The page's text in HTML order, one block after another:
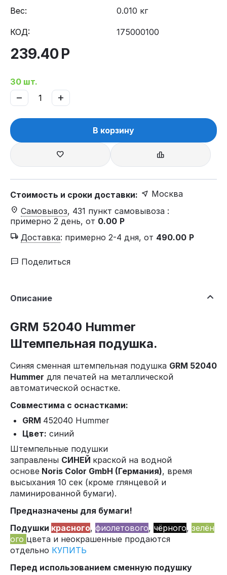
Вес: 0.010 кг
КОД: 175000100
239.40Р
30 шт.
+
−
В корзину
Стоимость и сроки доставки:
Москва
Самовывоз, 431 пункт самовывоза :
примерно 2 день, от 0.00 Р
Доставка: примерно 2-4 дня, от 490.00 Р
Поделиться
Описание
GRM 52040 Hummer
Штемпельная подушка.
Синяя сменная штемпельная подушка GRM 52040
Hummer для печатей на металлической
автоматической оснастке.
Совместима с оснастками:
GRM 452040 Hummer
Цвет: синий
Штемпельные подушки
заправлены СИНЕЙ краской на водной
основе Noris Color GmbH (Германия), время
высыхания 10 сек (кроме глянцевой и
ламинированной бумаги).
Предназначены для бумаги!
Подушки красного, фиолетового, чёрного, зелён
ого цвета и неокрашенные продаются
отдельно КУПИТЬ
Перед использованием сменную подушку